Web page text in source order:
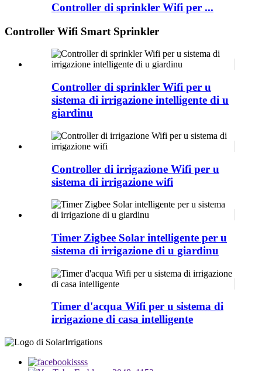
Controller di sprinkler Wifi per ...
Controller Wifi Smart Sprinkler
Controller di sprinkler Wifi per u
sistema di irrigazione intelligente di u
giardinu
Controller di irrigazione Wifi per u
sistema di irrigazione wifi
Timer Zigbee Solar intelligente per u
sistema di irrigazione di u giardinu
Timer d'acqua Wifi per u sistema di
irrigazione di casa intelligente